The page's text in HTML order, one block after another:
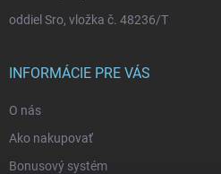
oddiel Sro, vložka č. 48236/T
INFORMÁCIE PRE VÁS
O nás
Ako nakupovať
Bonusový systém